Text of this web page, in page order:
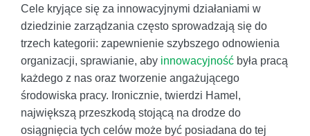
Cele kryjące się za innowacyjnymi działaniami w
dziedzinie zarządzania często sprowadzają się do
trzech kategorii: zapewnienie szybszego odnowienia
organizacji, sprawianie, aby innowacyjność była pracą
każdego z nas oraz tworzenie angażującego
środowiska pracy. Ironicznie, twierdzi Hamel,
największą przeszkodą stojącą na drodze do
osiągnięcia tych celów może być posiadana do tej